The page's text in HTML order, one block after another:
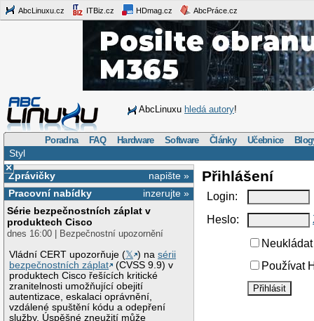
AbcLinuxu.cz ITBiz.cz HDmag.cz AbcPráce.cz
AbcLinuxu hledá autory!
Poradna FAQ Hardware Software Články Učebnice
Styl
×
napište »
Zprávičky
inzerujte »
Pracovní nabídky
Série bezpečnostních záplat v
produktech Cisco
dnes 16:00 | Bezpečnostní upozornění
Vládní CERT upozorňuje (𝕏 ) nasérii
bezpečnostních záplat
(CVSS 9.9) v
produktech Cisco řešících kritické
zranitelnosti umožňující obejití
autentizace, eskalaci oprávnění,
vzdálené spuštění kódu a odepření
služby. Úspěšné zneužití může
Přihlášení
Login:
Heslo:
Používat